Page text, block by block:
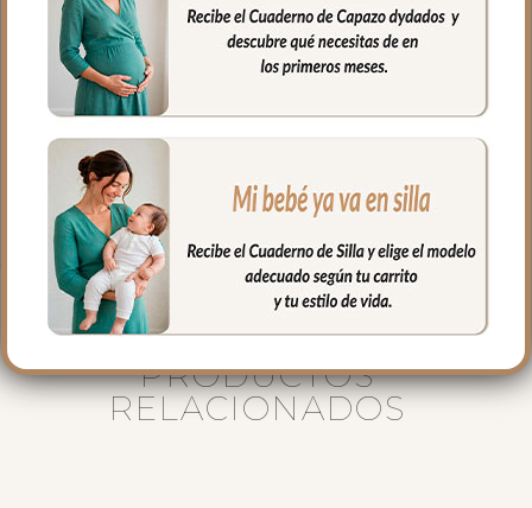
estampado.
Puedes llevar las cositas del aseo tu bebé
bien organizadas en el interior.
Medidas Neceser:
26 cms Ancho
15 cms Alto
10 cms de lomo
PRODUCTOS
RELACIONADOS